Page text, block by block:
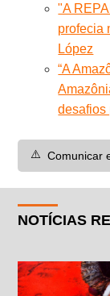
"A
profecia
López
“A
desafios
⚠️ Comunicar
NOTÍCIAS